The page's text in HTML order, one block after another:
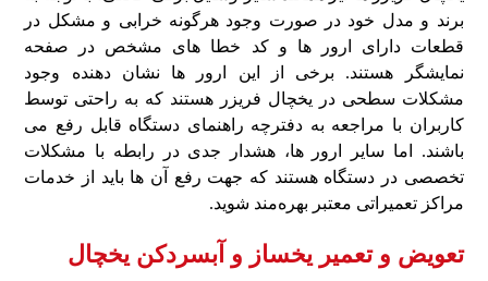
برند و مدل خود در صورت وجود هرگونه خرابی و مشکل در
قطعات دارای ارور ها و کد خطا های مشخص در صفحه
نمایشگر هستند. برخی از این ارور ها نشان‌ دهنده وجود
مشکلات سطحی در یخچال فریزر هستند که به‌ راحتی توسط
کاربران با مراجعه به دفترچه راهنمای دستگاه قابل رفع می‌
باشند. اما سایر ارور ها، هشدار جدی در رابطه با مشکلات
تخصصی در دستگاه هستند که جهت رفع آن‌ ها باید از خدمات
مراکز تعمیراتی معتبر بهره‌مند شوید.
تعویض و تعمیر یخساز و آبسردکن یخچال